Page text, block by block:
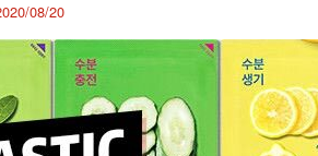
08/20